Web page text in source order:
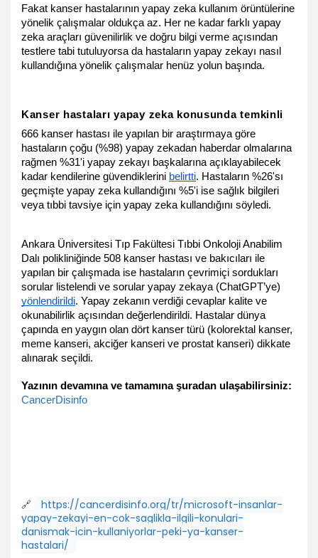
Fakat kanser hastalarının yapay zeka kullanım örüntülerine
yönelik çalışmalar oldukça az. Her ne kadar farklı yapay
zeka araçları güvenilirlik ve doğru bilgi verme açısından
testlere tabi tutuluyorsa da hastaların yapay zekayı nasıl
kullandığına yönelik çalışmalar henüz yolun başında.
Kanser hastaları yapay zeka konusunda temkinli
666 kanser hastası ile yapılan bir araştırmaya göre
hastaların çoğu (%98) yapay zekadan haberdar olmalarına
rağmen %31'i yapay zekayı başkalarına açıklayabilecek
kadar kendilerine güvendiklerini belirtti. Hastaların %26'sı
geçmişte yapay zeka kullandığını %5'i ise sağlık bilgileri
veya tıbbi tavsiye için yapay zeka kullandığını söyledi.
Ankara Üniversitesi Tıp Fakültesi Tıbbi Onkoloji Anabilim
Dalı polikliniğinde 508 kanser hastası ve bakıcıları ile
yapılan bir çalışmada ise hastaların çevrimiçi sordukları
yönlendirildi. Yapay zekanın verdiği cevaplar kalite ve
okunabilirlik açısından değerlendirildi. Hastalar dünya
çapında en yaygın olan dört kanser türü (kolorektal kanser,
meme kanseri, akciğer kanseri ve prostat kanseri) dikkate
alınarak seçildi.
Yazının devamına ve tamamına şuradan ulaşabilirsiniz:
CancerDisinfo
🔗
https://cancerdisinfo.org/tr/microsoft-insanlar-
yapay-zekayi-en-cok-saglikla-ilgili-konulari-
danismak-icin-kullaniyorlar-peki-ya-kanser-
hastalari/